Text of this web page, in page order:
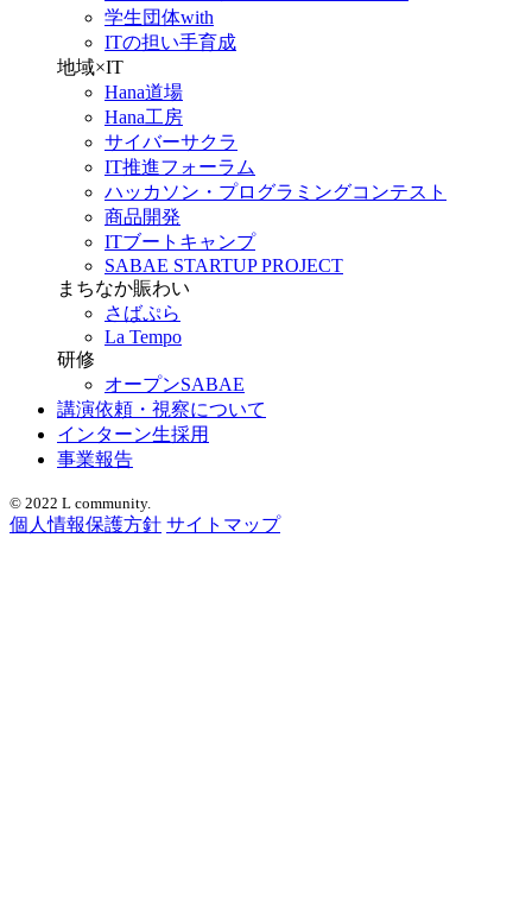
学生団体with
ITの担い手育成
地域×IT
Hana道場
Hana工房
サイバーサクラ
IT推進フォーラム
ハッカソン・プログラミングコンテスト
商品開発
ITブートキャンプ
SABAE STARTUP PROJECT
まちなか賑わい
さばぷら
La Tempo
研修
オープンSABAE
講演依頼・視察について
インターン生採用
事業報告
© 2022 L community.
個人情報保護方針 サイトマップ